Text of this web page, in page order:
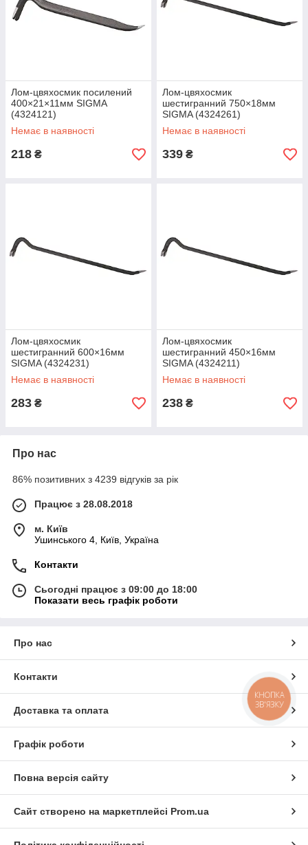
Лом-цвяхосмик посилений
400×21×11мм SIGMA
(4324121)
Немає в наявності
218 ₴
Лом-цвяхосмик
шестигранний 750×18мм
SIGMA (4324261)
Немає в наявності
339 ₴
Лом-цвяхосмик
шестигранний 600×16мм
SIGMA (4324231)
Немає в наявності
283 ₴
Лом-цвяхосмик
шестигранний 450×16мм
SIGMA (4324211)
Немає в наявності
238 ₴
Про нас
86% позитивних з 4239 відгуків за рік
Працює з 28.08.2018
м. Київ
Ушинського 4, Київ, Україна
Контакти
Сьогодні працює з 09:00 до 18:00
Показати весь графік роботи
Про нас
Контакти
Доставка та оплата
Графік роботи
Повна версія сайту
Сайт створено на маркетплейсі Prom.ua
КНОПКА
ЗВ'ЯЗКУ